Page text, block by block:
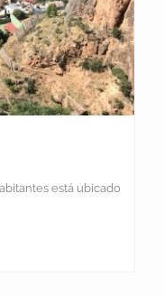
está ubicado